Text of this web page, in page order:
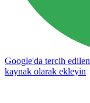
Google'da tercih edilen
kaynak olarak ekleyin